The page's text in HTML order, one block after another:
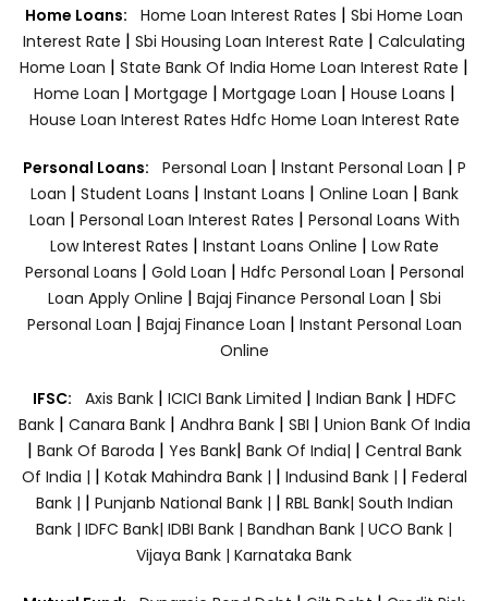
Home Loans: Home Loan Interest Rates | Sbi Home Loan
Interest Rate | Sbi Housing Loan Interest Rate | Calculating
Home Loan | State Bank Of India Home Loan Interest Rate |
Home Loan | Mortgage | Mortgage Loan | House Loans |
House Loan Interest Rates Hdfc Home Loan Interest Rate
Personal Loans: Personal Loan | Instant Personal Loan | P
Loan | Student Loans | Instant Loans | Online Loan | Bank
Loan | Personal Loan Interest Rates | Personal Loans With
Low Interest Rates | Instant Loans Online | Low Rate
Personal Loans | Gold Loan | Hdfc Personal Loan | Personal
Loan Apply Online | Bajaj Finance Personal Loan | Sbi
Personal Loan | Bajaj Finance Loan | Instant Personal Loan
Online
IFSC: Axis Bank | ICICI Bank Limited | Indian Bank | HDFC
Bank| Canara Bank | Andhra Bank| SBI | Union Bank Of India
| Bank Of Baroda | Yes Bank| Bank Of India| | Central Bank
Of India | | Kotak Mahindra Bank | | Indusind Bank | | Federal
Bank | | Punjanb National Bank | | RBL Bank| South Indian
Bank | IDFC Bank| IDBI Bank | Bandhan Bank | UCO Bank |
Vijaya Bank | Karnataka Bank